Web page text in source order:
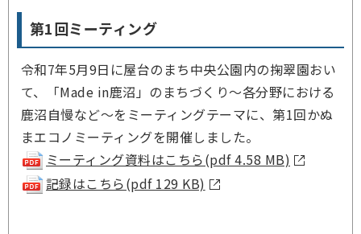
第1回ミーティング
令和7年5月9日に屋台のまち中央公園内の掬翠園おい
て、「Made in鹿沼」のまちづくり～各分野における
鹿沼自慢など～をミーティングテーマに、第1回かぬ
まエコノミーティングを開催しました。
ミーティング資料はこちら(pdf 4.58 MB)
記録はこちら(pdf 129 KB)